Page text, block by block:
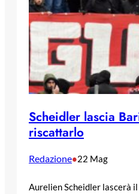
Scheidler lascia
riscattarlo
Redazione•22 Mag
Aurelien Scheidler lascerà